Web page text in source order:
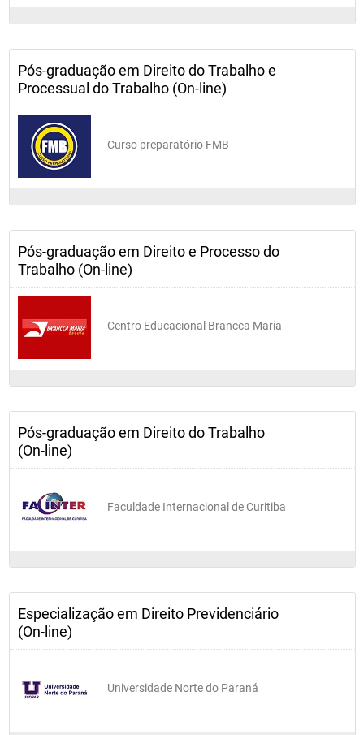
Pós-graduação em Direito do Trabalho e
Processual do Trabalho (On-line)
Curso preparatório FMB
Pós-graduação em Direito e Processo do
Trabalho (On-line)
Centro Educacional Brancca Maria
Pós-graduação em Direito do Trabalho
(On-line)
Faculdade Internacional de Curitiba
Especialização em Direito Previdenciário
(On-line)
Universidade Norte do Paraná